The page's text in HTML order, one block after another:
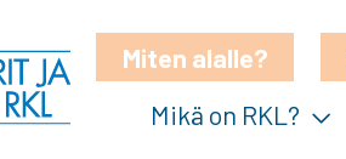
Miten alalle?
Mikä on RKL?